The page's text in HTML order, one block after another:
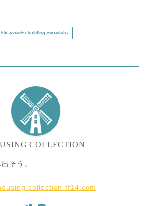
exterior building materials-
COLLECTION
そう。
collection-ff14.com